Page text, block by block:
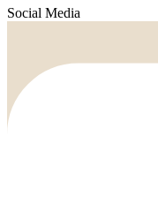
Social Media